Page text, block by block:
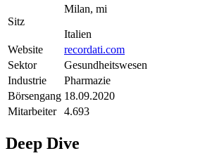
Sitz
Milan, mi
Italien
Website
recordati.com
Sektor
Gesundheitswesen
Industrie
Pharmazie
Börsengang 18.09.2020
Mitarbeiter
4.693
Deep Dive